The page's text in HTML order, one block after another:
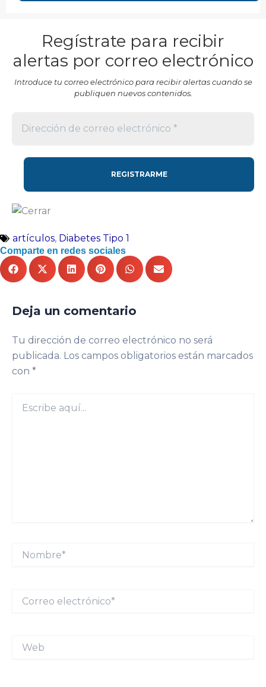
Regístrate para recibir
alertas por correo electrónico
Introduce tu correo electrónico para recibir alertas cuando se
publiquen nuevos contenidos.
artículos, Diabetes Tipo 1
Comparte en redes sociales
Deja un comentario
Tu dirección de correo electrónico no será
publicada. Los campos obligatorios están marcados
con *
aquí...
Nombre*
electrónico*